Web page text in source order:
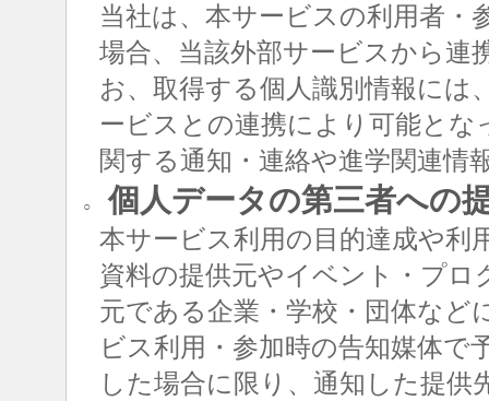
当社は、本サービスの利用者・
場合、当該外部サービスから連
お、取得する個人識別情報には
ービスとの連携により可能と
関する通知・連絡や進学関連情
○ 個人データの第三者への
本サービス利用の目的達成や利
資料の提供元やイベント・プロ
元である企業・学校・団体など
ビス利用・参加時の告知媒体で
した場合に限り、通知した提